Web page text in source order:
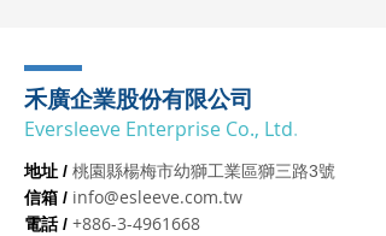
禾廣企業股份有限公司
Eversleeve Enterprise Co., Ltd.
地址 / 桃園縣楊梅市幼獅工業區獅三路3號
信箱 / info@esleeve.com.tw
電話 / +886-3-4961668